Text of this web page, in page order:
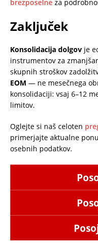
brezposelne za
Zaključek
Konsolidacija dolgov je
instrumentov za
skupnih stroškov
EOM — ne mesečnega
konsolidaciji: vsaj 6–12
limitov.
Oglejte si naš celoten
primerjajte aktualne
osebnih podatkov.